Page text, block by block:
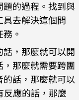
的過程。找到與
去解決這個問
。
，那麼就可以開
那麼就需要跨團
話，那麼就可以
應的話，那麼